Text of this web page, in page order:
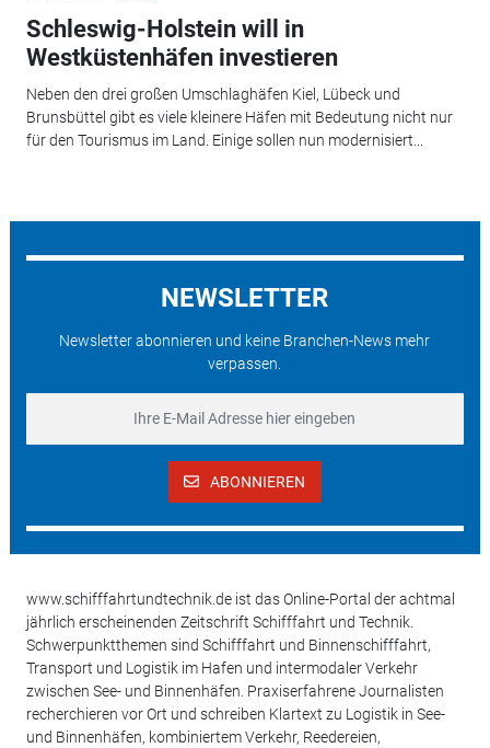
Schleswig-Holstein will in
Westküstenhäfen investieren
Neben den drei großen Umschlaghäfen Kiel, Lübeck und
Brunsbüttel gibt es viele kleinere Häfen mit Bedeutung nicht nur
für den Tourismus im Land. Einige sollen nun modernisiert...
NEWSLETTER
Newsletter abonnieren und keine Branchen-News mehr
verpassen.
ABONNIEREN
www.schifffahrtundtechnik.de ist das Online-Portal der achtmal
jährlich erscheinenden Zeitschrift Schifffahrt und Technik.
Schwerpunktthemen sind Schifffahrt und Binnenschifffahrt,
Transport und Logistik im Hafen und intermodaler Verkehr
zwischen See- und Binnenhäfen. Praxiserfahrene Journalisten
recherchieren vor Ort und schreiben Klartext zu Logistik in See-
und Binnenhäfen, kombiniertem Verkehr, Reedereien,